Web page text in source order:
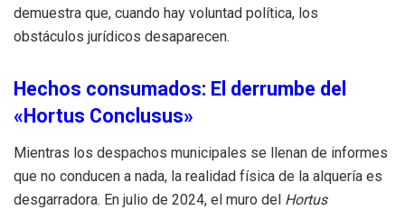
demuestra que, cuando hay voluntad política, los
obstáculos jurídicos desaparecen.
Hechos consumados: El derrumbe del
«Hortus Conclusus»
Mientras los despachos municipales se llenan de informes
que no conducen a nada, la realidad física de la alquería es
desgarradora. En julio de 2024, el muro del Hortus